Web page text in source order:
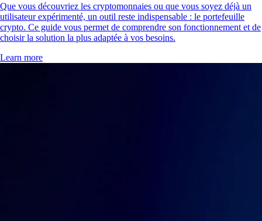
Que vous découvriez les cryptomonnaies ou que vous soyez déjà un
utilisateur expérimenté, un outil reste indispensable : le portefeuille
crypto. Ce guide vous permet de comprendre son fonctionnement et de
choisir la solution la plus adaptée à vos besoins.
Learn more